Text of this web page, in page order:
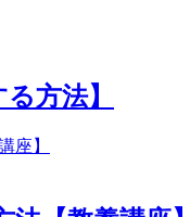
方法】